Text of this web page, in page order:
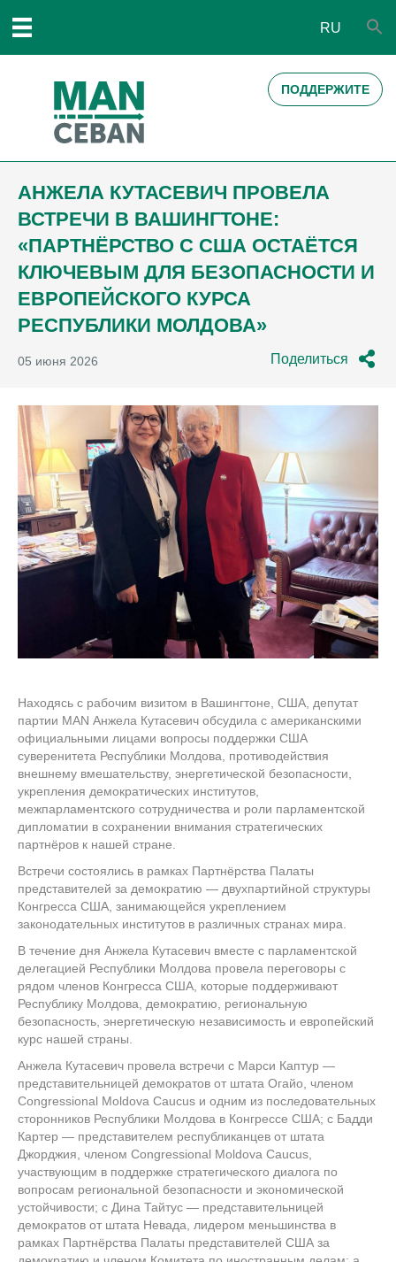
RU
ПОДДЕРЖИТЕ
АНЖЕЛА КУТАСЕВИЧ ПРОВЕЛА
ВСТРЕЧИ В ВАШИНГТОНЕ:
«ПАРТНЁРСТВО С США ОСТАЁТСЯ
КЛЮЧЕВЫМ ДЛЯ БЕЗОПАСНОСТИ И
ЕВРОПЕЙСКОГО КУРСА
РЕСПУБЛИКИ МОЛДОВА»
05 июня 2026 Поделиться
Находясь с рабочим визитом в Вашингтоне, США, депутат
партии MAN Анжела Кутасевич обсудила с американскими
официальными лицами вопросы поддержки США
суверенитета Республики Молдова, противодействия
внешнему вмешательству, энергетической безопасности,
укрепления демократических институтов,
межпарламентского сотрудничества и роли парламентской
дипломатии в сохранении внимания стратегических
партнёров к нашей стране.
Встречи состоялись в рамках Партнёрства Палаты
представителей за демократию — двухпартийной структуры
Конгресса США, занимающейся укреплением
законодательных институтов в различных странах мира.
В течение дня Анжела Кутасевич вместе с парламентской
делегацией Республики Молдова провела переговоры с
рядом членов Конгресса США, которые поддерживают
Республику Молдова, демократию, региональную
безопасность, энергетическую независимость и европейский
курс нашей страны.
Анжела Кутасевич провела встречи с Марси Каптур —
представительницей демократов от штата Огайо, членом
Congressional Moldova Caucus и одним из последовательных
сторонников Республики Молдова в Конгрессе США; с Бадди
Картер — представителем республиканцев от штата
Джорджия, членом Congressional Moldova Caucus,
участвующим в поддержке стратегического диалога по
вопросам региональной безопасности и экономической
устойчивости; с Дина Тайтус — представительницей
демократов от штата Невада, лидером меньшинства в
рамках Партнёрства Палаты представителей США за